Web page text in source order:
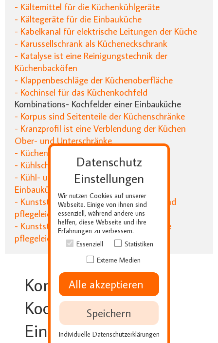
- Kältemittel für die Küchenkühlgeräte
- Kältegeräte für die Einbauküche
- Kabelkanal für elektrische Leitungen der Küche
- Karussellschrank als Kücheneckschrank
- Katalyse ist eine Reinigungstechnik der
Küchenbacköfen
- Klappenbeschläge der Küchenoberfläche
- Kochinsel für das Küchenkochfeld
Kombinations- Kochfelder einer Einbauküche
- Korpus sind Seitenteile der Küchenschränke
- Kranzprofil ist eine Verblendung der Küchen
Ober- und Unterschränke
- Küchenformen der Einbauküche
- Kühlschränke der Einbauküche
- Kühl- und Gefrierkombinationen der
Einbauküche
- Kunststoffarbeitsplatten sind robust und
pflegeleicht für die Küche
- Kunststoffoberfläche sind für die Küche
pflegeleicht
Kombinations-
Kochfelder einer
Einbauküche
Datenschutz
Einstellungen
Wir nutzen Cookies auf unserer
Webseite. Einige von ihnen sind
essenziell, während andere uns
helfen, diese Webseite und ihre
Erfahrungen zu verbessern.
Essenziell
Statistiken
Externe Medien
Alle akzeptieren
Speichern
Individuelle Datenschutzerklärungen